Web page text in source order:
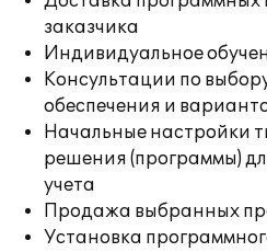
заказчика
Индивидуальное
Консультации по
обеспечения и
Начальные настройки
решения (программы)
учета
Продажа выбранных
Установка